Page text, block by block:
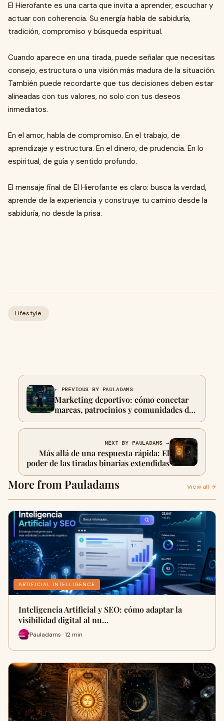
El Hierofante es una carta que invita a aprender, escuchar y
actuar con coherencia. Su energía habla de sabiduría,
tradición, compromiso y búsqueda espiritual.
Cuando aparece en una tirada, puede señalar que necesitas
consejo, estructura o una visión más madura de la situación.
También puede recordarte que tus decisiones deben estar
alineadas con tus valores, no solo con tus deseos
inmediatos.
En el amor, habla de compromiso. En el trabajo, de
aprendizaje y estructura. En el dinero, de prudencia. En lo
espiritual, de guía y sentido profundo.
El mensaje final de El Hierofante es claro: busca la verdad,
aprende de la experiencia y construye tu camino desde la
sabiduría, no desde la prisa.
Lifestyle
← PREVIOUS BY PAULADAMS
Marketing deportivo: cómo conectar
marcas, patrocinios y comunidades de
fans
NEXT BY PAULADAMS →
Más allá de una respuesta rápida: El
poder de las tiradas binarias extendidas
More from Pauladams View all →
ARTIFICIAL INTELLIGENCE
Inteligencia Artificial y SEO: cómo adaptar la
visibilidad digital al nu…
Pauladams · 12 min